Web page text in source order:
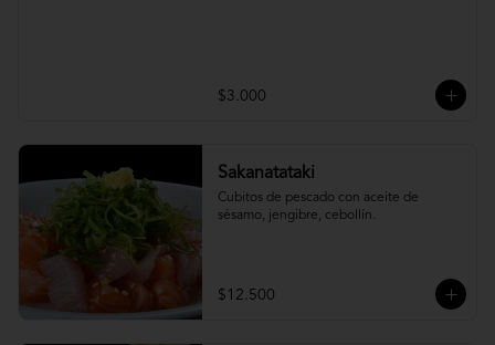
$3.000
Sakanatataki
Cubitos de pescado con aceite de
sésamo, jengibre, cebollín.
$12.500